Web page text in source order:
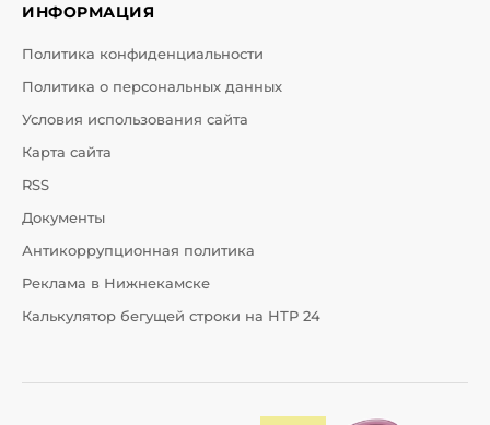
ИНФОРМАЦИЯ
Политика конфиденциальности
Политика о персональных данных
Условия использования сайта
Карта сайта
RSS
Документы
Антикоррупционная политика
Реклама в Нижнекамске
Калькулятор бегущей строки на НТР 24